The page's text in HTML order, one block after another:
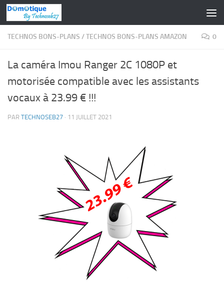
Skip to content
TECHNOS BONS-PLANS /TECHNOS BONS-PLANS AMAZON 0
La caméra Imou Ranger 2C 1080P et
motorisée compatible avec les assistants
vocaux à 23.99 € !!!
PAR TECHNOSEB27 · 11 JUILLET 2021